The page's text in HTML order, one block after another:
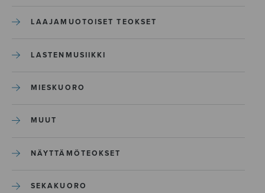
LAAJAMUOTOISET TEOKSET
LASTENMUSIIKKI
MIESKUORO
MUUT
NÄYTTÄMÖTEOKSET
SEKAKUORO